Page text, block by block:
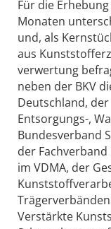
Für die
Monaten
und, als
aus
verwertung
neben der BKV
Deutschland,
Entsorgungs-,
Bundesverband
der
im VDMA, der
Verstärkte